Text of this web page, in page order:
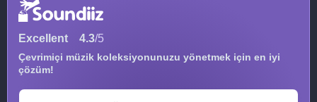
Excellent 4.3/5
Çevrimiçi müzik koleksiyonunuzu yönetmek için en iyi
çözüm!